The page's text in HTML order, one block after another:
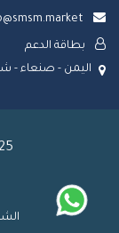
بطاقة الدعم
اليمن - صنعاء -